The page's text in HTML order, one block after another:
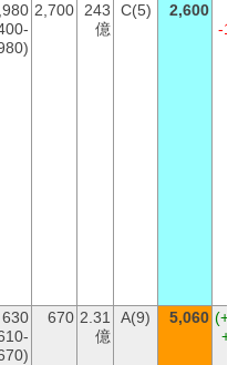
2,700
243
億
C(5) 2,600
-
630
670 2.31
億
A(9) 5,060